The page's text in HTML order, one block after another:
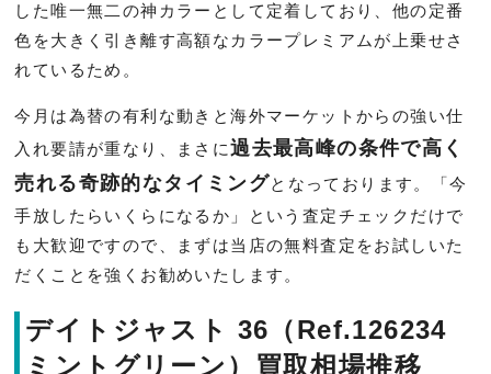
した唯一無二の神カラーとして定着しており、他の定番
色を大きく引き離す高額なカラープレミアムが上乗せさ
れているため。
今月は為替の有利な動きと海外マーケットからの強い仕
入れ要請が重なり、まさに過去最高峰の条件で高く
売れる奇跡的なタイミングとなっております。「今
手放したらいくらになるか」という査定チェックだけで
も大歓迎ですので、まずは当店の無料査定をお試しいた
だくことを強くお勧めいたします。
デイトジャスト 36（Ref.126234
ミントグリーン）買取相場推移